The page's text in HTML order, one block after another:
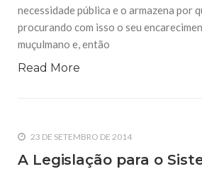
necessidade pública e o armazena por
procurando com isso o seu
muçulmano e, então
Read More
23 DE SETEMBRO DE 2014
A Legislação para o